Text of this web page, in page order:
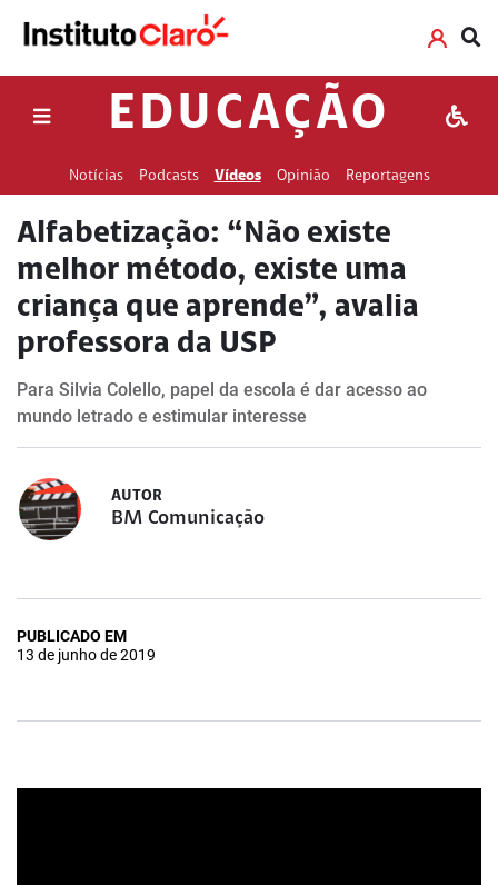
EDUCAÇÃO
Notícias Podcasts Vídeos Opinião Reportagens
Alfabetização: “Não existe
melhor método, existe uma
criança que aprende”, avalia
professora da USP
Para Silvia Colello, papel da escola é dar acesso ao
mundo letrado e estimular interesse
AUTOR
BM Comunicação
PUBLICADO EM
13 de junho de 2019